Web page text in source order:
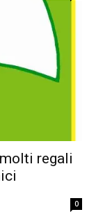
regali
0